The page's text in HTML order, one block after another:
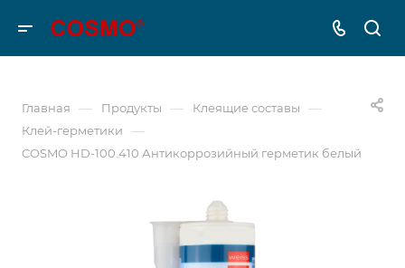
Главная — Продукты — Клеящие составы —
Клей-герметики —
COSMO HD-100.410 Антикоррозийный герметик белый